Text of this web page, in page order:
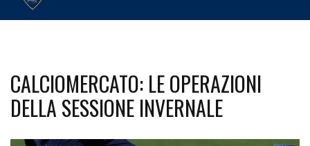
CALCIOMERCATO: LE OPERAZIONI
DELLA SESSIONE INVERNALE